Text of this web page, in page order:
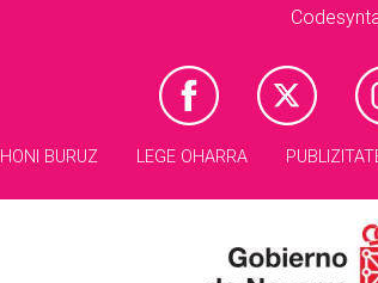
HONI BURUZ LEGE OHARRA